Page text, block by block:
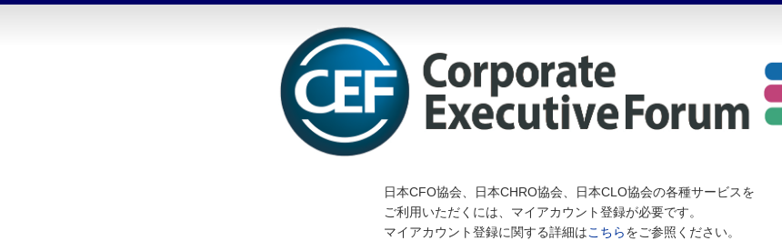
日本CFO協会、日本CHRO協会、日本CLO協会の各種サービスを
ご利用いただくには、マイアカウント登録が必要です。
マイアカウント登録に関する詳細はこちらをご参照ください。